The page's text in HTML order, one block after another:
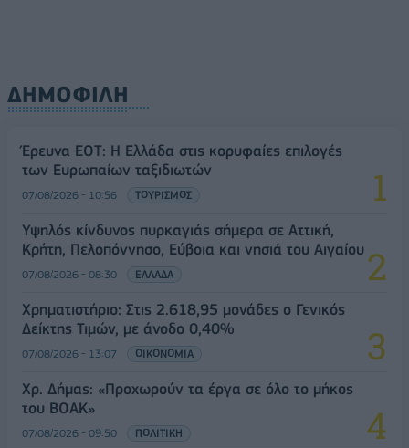
ΔΗΜΟΦΙΛΗ
Έρευνα ΕΟΤ: Η Ελλάδα στις κορυφαίες επιλογές
των Ευρωπαίων ταξιδιωτών
07/08/2026 - 10:56 ΤΟΥΡΙΣΜΟΣ
Υψηλός κίνδυνος πυρκαγιάς σήμερα σε Αττική,
Κρήτη, Πελοπόννησο, Εύβοια και νησιά του Αιγαίου
07/08/2026 - 08:30 ΕΛΛΑΔΑ
Χρηματιστήριο: Στις 2.618,95 μονάδες ο Γενικός
Δείκτης Τιμών, με άνοδο 0,40%
07/08/2026 - 13:07 ΟΙΚΟΝΟΜΙΑ
Χρ. Δήμας: «Προχωρούν τα έργα σε όλο το μήκος
του ΒΟΑΚ»
07/08/2026 - 09:50 ΠΟΛΙΤΙΚΗ